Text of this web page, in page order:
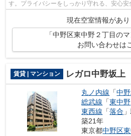
す。プライバシーをしっかり守れる、安心安
の物件となっており、きれいな室内が魅...
現在空室情報があり
「中野区東中野２丁目の
お問い合わせは
賃貸 | マンション レガロ中野坂上
丸ノ内線 「中
総武線 「東中野
東西線 「落合
築21年
東京都中野区